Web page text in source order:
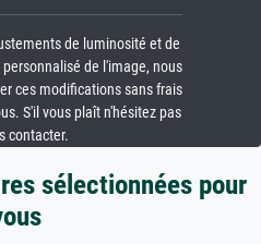
de luminosité et de
de l'image, nous
ces modifications sans frais
S'il vous plaît n'hésitez pas
contacter.
sélectionnées pour